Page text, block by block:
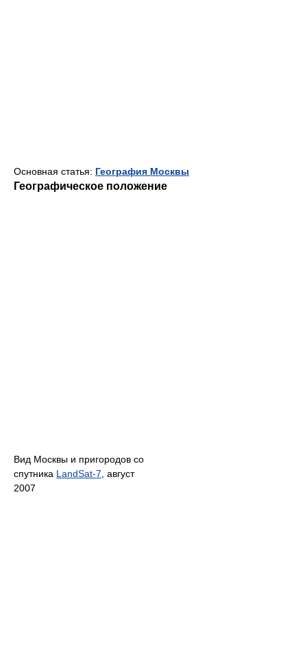
Основная статья: География Москвы
Географическое положение
Вид Москвы и пригородов со
спутника LandSat-7 , август
2007